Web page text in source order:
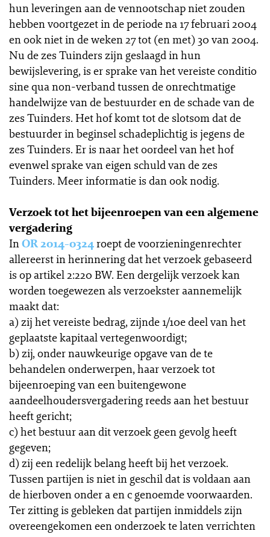
hun leveringen aan de vennootschap niet zouden
hebben voortgezet in de periode na 17 februari 2004
en ook niet in de weken 27 tot (en met) 30 van 2004.
Nu de zes Tuinders zijn geslaagd in hun
bewijslevering, is er sprake van het vereiste conditio
sine qua non-verband tussen de onrechtmatige
handelwijze van de bestuurder en de schade van de
zes Tuinders. Het hof komt tot de slotsom dat de
bestuurder in beginsel schadeplichtig is jegens de
zes Tuinders. Er is naar het oordeel van het hof
evenwel sprake van eigen schuld van de zes
Tuinders. Meer informatie is dan ook nodig.
Verzoek tot het bijeenroepen van een algemene
vergadering
InOR 2014-0324roept de voorzieningenrechter
allereerst in herinnering dat het verzoek gebaseerd
is op artikel 2:220 BW. Een dergelijk verzoek kan
worden toegewezen als verzoekster aannemelijk
maakt dat:
a) zij het vereiste bedrag, zijnde 1/10e deel van het
geplaatste kapitaal vertegenwoordigt;
b) zij, onder nauwkeurige opgave van de te
behandelen onderwerpen, haar verzoek tot
bijeenroeping van een buitengewone
aandeelhoudersvergadering reeds aan het bestuur
heeft gericht;
c) het bestuur aan dit verzoek geen gevolg heeft
gegeven;
d) zij een redelijk belang heeft bij het verzoek.
Tussen partijen is niet in geschil dat is voldaan aan
de hierboven onder a en c genoemde voorwaarden.
Ter zitting is gebleken dat partijen inmiddels zijn
overeengekomen een onderzoek te laten verrichten